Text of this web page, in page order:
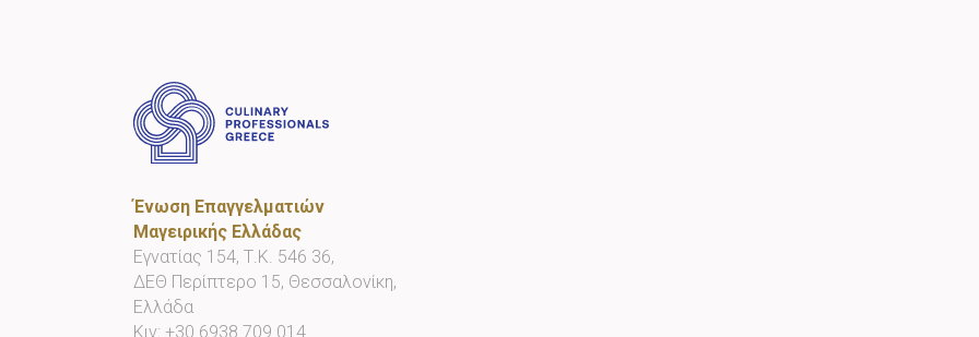
Ένωση Επαγγελματιών
Μαγειρικής Ελλάδας
Εγνατίας 154, Τ.Κ. 546 36,
ΔΕΘ Περίπτερο 15, Θεσσαλονίκη,
Ελλάδα
Κιν: +30 6938 709 014